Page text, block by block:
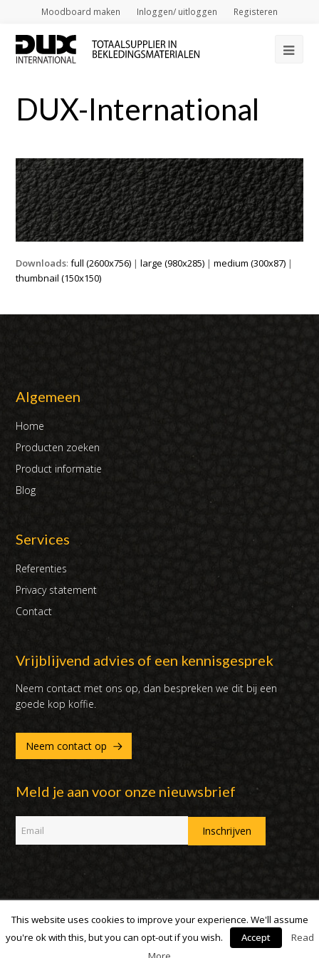
Moodboard maken Inloggen/ uitloggen Registeren
DUX-International
Downloads:full (2600x756) |large (980x285) |medium (300x87) |
thumbnail (150x150)
Algemeen
Home
Producten zoeken
Product informatie
Blog
Services
Referenties
Privacy statement
Contact
Vrijblijvend advies of een kennisgesprek
Neem contact met ons op, dan bespreken we dit bij een
goede kop koffie.
Neem contact op
Meld je aan voor onze nieuwsbrief
Copyright 2007 - 2019 | DUX International B.V. | Alle rechten
voorbehouden
This website uses cookies to improve your experience. We'll assume
you're ok with this, but you can opt-out if you wish.
Accept
Read